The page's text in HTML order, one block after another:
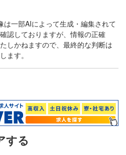
一部AIによって生成・編集されて
認しておりますが、情報の正確
しかねますので、最終的な判断は
ます。
する